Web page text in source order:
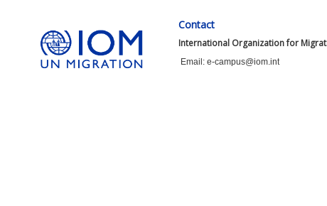
Contact
International Organization for
Email: e-campus@iom.int